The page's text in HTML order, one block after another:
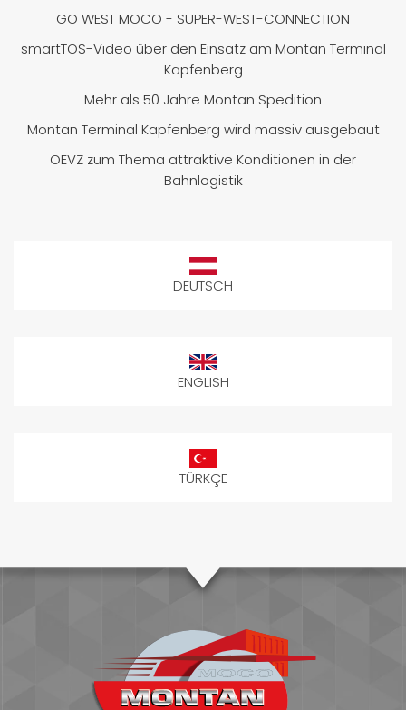
GO WEST MOCO - SUPER-WEST-CONNECTION
smartTOS-Video über den Einsatz am Montan Terminal
Kapfenberg
Mehr als 50 Jahre Montan Spedition
Montan Terminal Kapfenberg wird massiv ausgebaut
OEVZ zum Thema attraktive Konditionen in der
Bahnlogistik
DEUTSCH
ENGLISH
TÜRKÇE